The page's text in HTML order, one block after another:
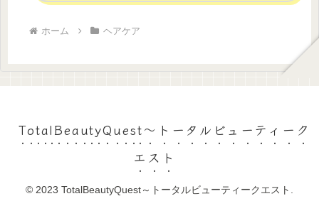
ホーム ヘアケア
TotalBeautyQuest～トータルビューティーク
エスト
© 2023 TotalBeautyQuest～トータルビューティークエスト.